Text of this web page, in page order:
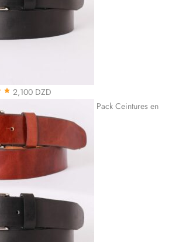
2,100 DZD
Pack Ceintures en